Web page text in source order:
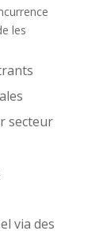
les
secteur
via des